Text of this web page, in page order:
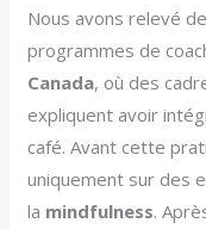
Nous avons relevé
programmes de
Canada, où des
expliquent avoir
café. Avant cette
uniquement sur des
la mindfulness.